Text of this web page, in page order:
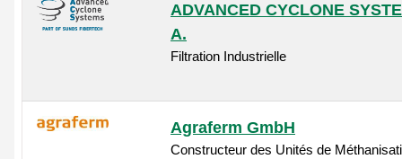
ADVANCED CYCLONE
A.
Filtration Industrielle
Agraferm GmbH
Constructeur des Unités de